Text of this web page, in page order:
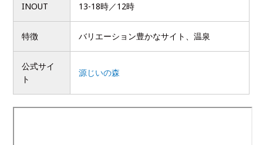
INOUT 13-18時／12時
特徴 バリエーション豊かなサイト、温泉
公式サイ
ト
源じいの森